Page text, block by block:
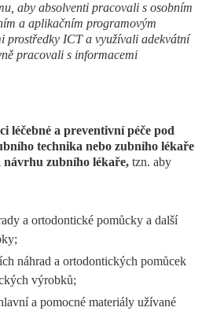
aby absolventi pracovali s osobním
a aplikačním programovým
prostředky ICT a využívali adekvátní
pracovali s informacemi
léčebné a preventivní péče pod
technika nebo zubního lékaře
návrhu zubního lékaře,tzn. aby
a ortodontické pomůcky a další
náhrad a ortodontických pomůcek
výrobků;
a pomocné materiály užívané